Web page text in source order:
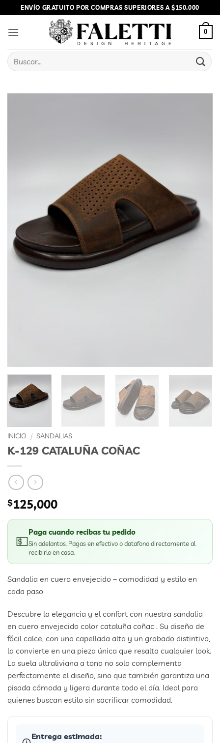
to
content
ENVÍO GRATUITO POR COMPRAS SUPERIORES A $150.000
0
Buscar
por:
INICIO / SANDALIAS
K-129 CATALUÑA COÑAC
$125,000
💵
Paga cuando recibas tu pedido
Sin adelantos. Pagas en efectivo o datafono directamente al
recibirlo en casa.
Sandalia en cuero envejecido – comodidad y estilo en
cada paso
Descubre la elegancia y el confort con nuestra sandalia
en cuero envejecido color cataluña coñac . Su diseño de
fácil calce, con una capellada alta y un grabado distintivo,
la convierte en una pieza única que resalta cualquier look.
La suela ultraliviana a tono no solo complementa
perfectamente el diseño, sino que también garantiza una
pisada cómoda y ligera durante todo el día. Ideal para
quienes buscan estilo sin sacrificar comodidad.
Entrega estimada: